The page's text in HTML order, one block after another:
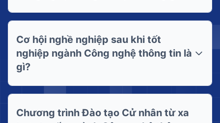
Đại số tuyến tính
Cấu trúc dữ liệu và giải thuật
Lập trình hướng đối tượng
cơ sở dữ liệu, mạng máy tính, an toàn thông tin,
trí tuệ nhân tạo, thương mại điện tử và phát
triển phần mềm....
Cơ hội nghề nghiệp sau khi tốt
nghiệp ngành Công nghệ thông tin là
gì?
trình viên, kỹ sư phần mềm, chuyên viên hệ
Chương trình Đào tạo Cử nhân từ xa